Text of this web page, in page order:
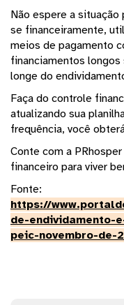
Não espere a situação
se financeiramente,
meios de pagamento
financiamentos
longe do
Faça do controle
atualizando sua
frequência, você
Conte com a
financeiro para viver
Fonte:
https://
de-endividamento-
peic-novembro-de-